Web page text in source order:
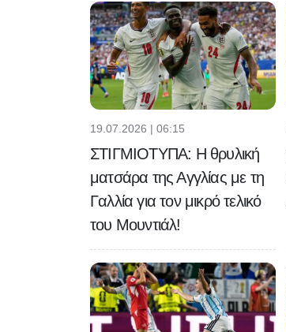
19.07.2026 | 06:15
ΣΤΙΓΜΙΟΤΥΠΑ: Η θρυλική
ματσάρα της Αγγλίας με τη
Γαλλία για τον μικρό τελικό
του Μουντιάλ!